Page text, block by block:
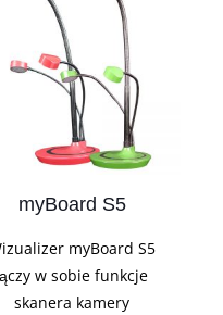
myBoard S5
myBoard S5
w sobie funkcje
skanera kamery